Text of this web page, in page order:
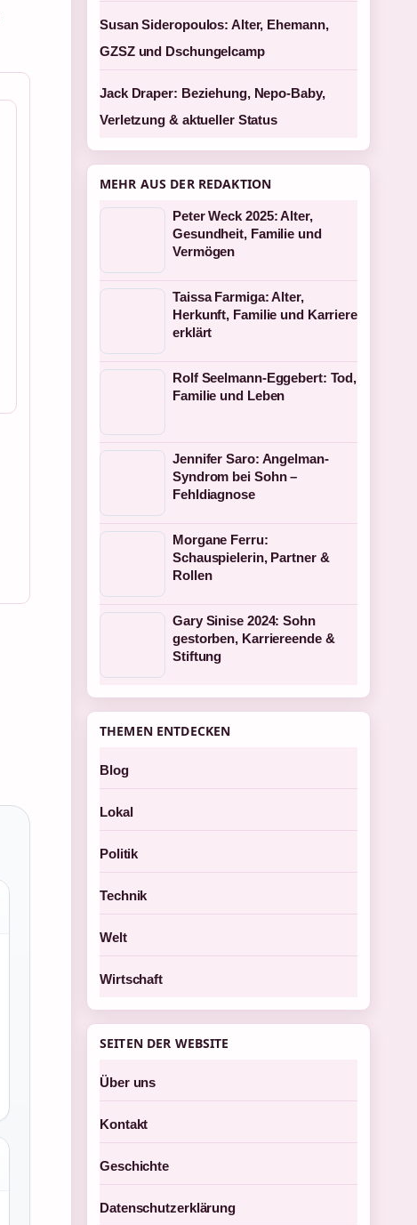
Susan Sideropoulos: Alter, Ehemann,
GZSZ und Dschungelcamp
Jack Draper: Beziehung, Nepo-Baby,
Verletzung & aktueller Status
MEHR AUS DER REDAKTION
Peter Weck 2025: Alter,
Gesundheit, Familie und
Vermögen
Taissa Farmiga: Alter,
Herkunft, Familie und Karriere
erklärt
Rolf Seelmann-Eggebert: Tod,
Familie und Leben
Jennifer Saro: Angelman-
Syndrom bei Sohn –
Fehldiagnose
Morgane Ferru:
Schauspielerin, Partner &
Rollen
Gary Sinise 2024: Sohn
gestorben, Karriereende &
Stiftung
THEMEN ENTDECKEN
Blog
Lokal
Politik
Technik
Welt
Wirtschaft
SEITEN DER WEBSITE
Über uns
Kontakt
Geschichte
Datenschutzerklärung